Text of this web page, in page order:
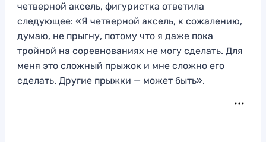
четверной аксель, фигуристка ответила
следующее: «Я четверной аксель, к сожалению,
думаю, не прыгну, потому что я даже пока
тройной на соревнованиях не могу сделать. Для
меня это сложный прыжок и мне сложно его
сделать. Другие прыжки — может быть».